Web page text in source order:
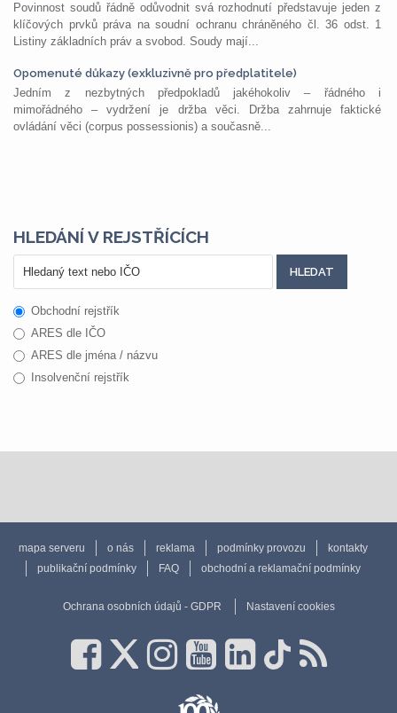
Povinnost soudů řádně odůvodnit svá rozhodnutí představuje jeden z
klíčových prvků práva na soudní ochranu chráněného čl. 36 odst. 1
Listiny základních práv a svobod. Soudy mají...
Opomenuté důkazy (exkluzivně pro předplatitele)
Jedním z nezbytných předpokladů jakéhokoliv – řádného i
mimořádného – vydržení je držba věci. Držba zahrnuje faktické
ovládání věci (corpus possessionis) a současně...
HLEDÁNÍ V REJSTŘÍCÍCH
Obchodní rejstřík
ARES dle IČO
ARES dle jména / názvu
Insolvenční rejstřík
mapa serveru o nás reklama podmínky provozu
kontakty
publikační podmínky
FAQ obchodní a reklamační podmínky
Ochrana osobních údajů - GDPR Nastavení cookies